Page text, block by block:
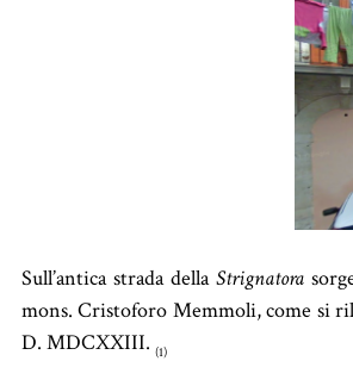
Sull’antica strada della Strignatora
mons. Cristoforo Memmoli, come si
D. MDCXXIII. (1)